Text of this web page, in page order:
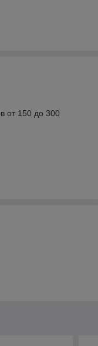
от 150 до 300